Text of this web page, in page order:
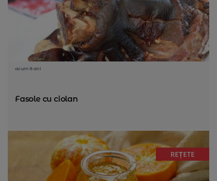
acum 8 ani
Fasole cu ciolan
REȚETE